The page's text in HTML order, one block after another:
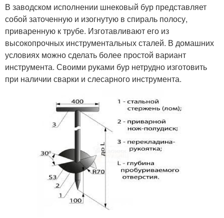
В заводском исполнении шнековый бур представляет
собой заточенную и изогнутую в спираль полосу,
приваренную к трубе. Изготавливают его из
высокопрочных инструментальных сталей. В домашних
условиях можно сделать более простой вариант
инструмента. Своими руками бур нетрудно изготовить
при наличии сварки и слесарного инструмента.